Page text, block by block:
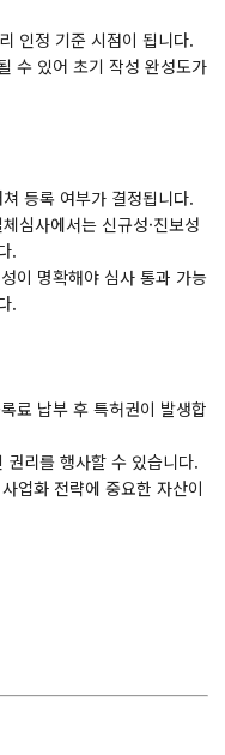
인정 기준 시점이 됩니다.
수 있어 초기 작성 완성도가
등록 여부가 결정됩니다.
심사에서는 신규성·진보성
.
이 명확해야 심사 통과 가능
.
료 납부 후 특허권이 발생합
리를 행사할 수 있습니다.
업화 전략에 중요한 자산이